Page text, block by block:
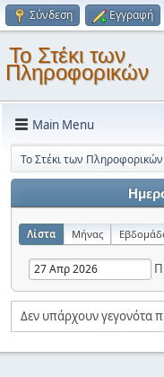
Σύνδεση Εγγραφή
Το Στέκι των
Πληροφορικών
Main Menu
Το Στέκι των Πληροφορικών
Λίστα Μήνας
Δεν υπάρχουν γεγονότα